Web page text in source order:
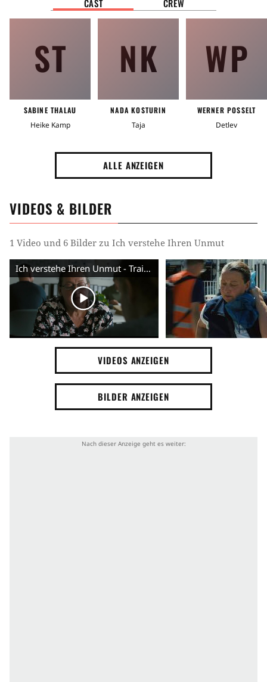
CAST CREW
ST
SABINE THALAU
Heike Kamp
NK
NADA KOSTURIN
Taja
WP
WERNER POSSELT
Detlev
ALLE ANZEIGEN
VIDEOS & BILDER
1 Video und 6 Bilder zu Ich verstehe Ihren Unmut
Ich verstehe Ihren Unmut - Trailer (Deutsch) HD
VIDEOS ANZEIGEN
BILDER ANZEIGEN